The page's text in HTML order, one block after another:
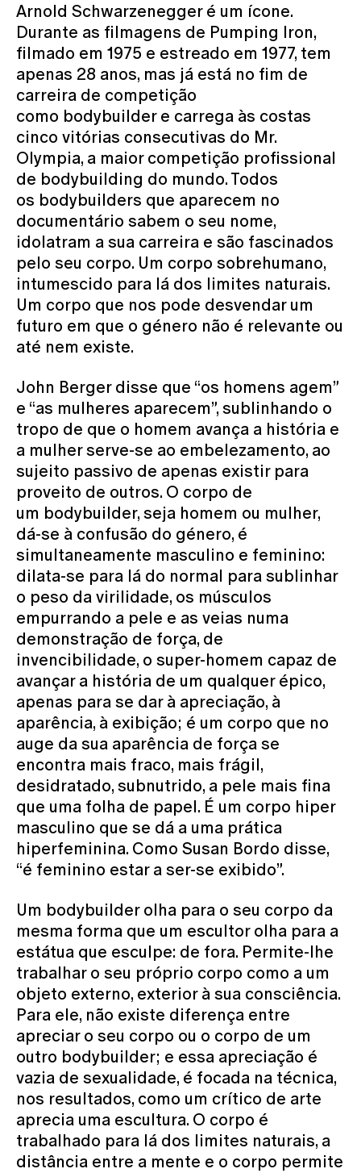
Arnold Schwarzenegger é um ícone.
Durante as filmagens de Pumping Iron,
filmado em 1975 e estreado em 1977, tem
apenas 28 anos, mas já está no fim de
carreira de competição
como bodybuilder e carrega às costas
cinco vitórias consecutivas do Mr.
Olympia, a maior competição profissional
de bodybuilding do mundo. Todos
os bodybuilders que aparecem no
documentário sabem o seu nome,
idolatram a sua carreira e são fascinados
pelo seu corpo. Um corpo sobrehumano,
intumescido para lá dos limites naturais.
Um corpo que nos pode desvendar um
futuro em que o género não é relevante ou
até nem existe.
John Berger disse que “os homens agem”
e “as mulheres aparecem”, sublinhando o
tropo de que o homem avança a história e
a mulher serve-se ao embelezamento, ao
sujeito passivo de apenas existir para
proveito de outros. O corpo de
um bodybuilder, seja homem ou mulher,
dá-se à confusão do género, é
simultaneamente masculino e feminino:
dilata-se para lá do normal para sublinhar
o peso da virilidade, os músculos
empurrando a pele e as veias numa
demonstração de força, de
invencibilidade, o super-homem capaz de
avançar a história de um qualquer épico,
apenas para se dar à apreciação, à
aparência, à exibição; é um corpo que no
auge da sua aparência de força se
encontra mais fraco, mais frágil,
desidratado, subnutrido, a pele mais fina
que uma folha de papel. É um corpo hiper
masculino que se dá a uma prática
hiperfeminina. Como Susan Bordo disse,
“é feminino estar a ser-se exibido”.
Um bodybuilder olha para o seu corpo da
mesma forma que um escultor olha para a
estátua que esculpe: de fora. Permite-lhe
trabalhar o seu próprio corpo como a um
objeto externo, exterior à sua consciência.
Para ele, não existe diferença entre
apreciar o seu corpo ou o corpo de um
outro bodybuilder; e essa apreciação é
vazia de sexualidade, é focada na técnica,
nos resultados, como um crítico de arte
aprecia uma escultura. O corpo é
trabalhado para lá dos limites naturais, a
distância entre a mente e o corpo permite